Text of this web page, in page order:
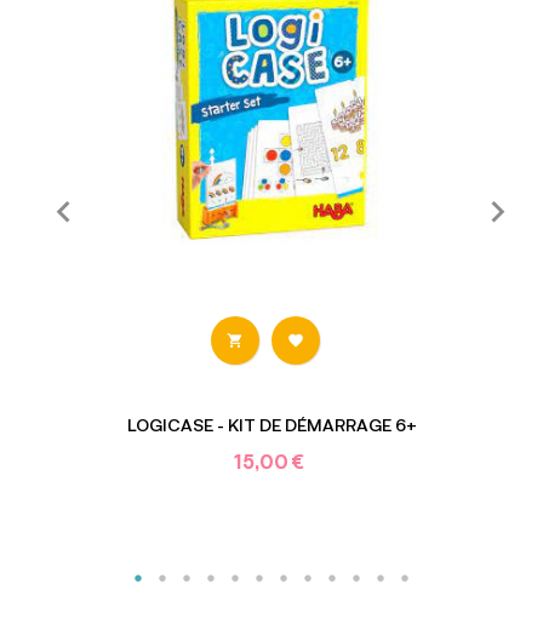
 
LOGICASE - KIT DE DÉMARRAGE 6+
15,00 €